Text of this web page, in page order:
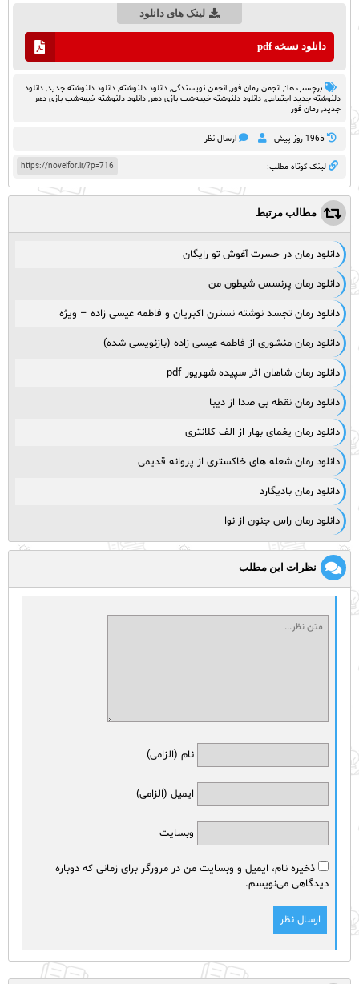
لینک های دانلود
دانلود نسخه pdf
برچسب ها:, انجمن رمان فور, انجمن نویسندگی, دانلود دلنوشته, دانلود دلنوشته جدید, دانلود
دلنوشته جدید اجتماعی, دانلود دلنوشته خیمه‌شب بازی دهر, دانلود دلنوشته خیمه‌شب بازی دهر
جدید, رمان فور
1965 روز پيش ارسال نظر
https://novelfor.ir/?p=716 لینک کوتاه مطلب:
مطالب مرتبط
دانلود رمان در حسرت آغوش تو رایگان
دانلود رمان پرنسس شیطون من
دانلود رمان تجسد نوشته نسترن اکبریان و فاطمه عیسی زاده – ویژه
دانلود رمان منشوری از فاطمه عیسی زاده (بازنویسی شده)
دانلود رمان شاهان اثر سپیده شهریور pdf
دانلود رمان نقطه بی صدا از دیبا
دانلود رمان یغمای بهار از الف کلانتری
دانلود رمان شعله های خاکستری از پروانه قدیمی
دانلود رمان بادیگارد
دانلود رمان راس جنون از نوا
نظرات این مطلب
نام (الزامی)
ایمیل (الزامی)
وبسایت
ذخیره نام، ایمیل و وبسایت من در مرورگر برای زمانی که دوباره
دیدگاهی می‌نویسم.